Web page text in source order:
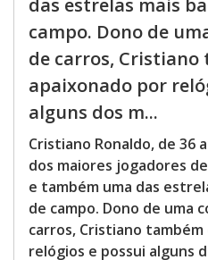
das estrelas mais
campo. Dono de
de carros, Cristiano
apaixonado por
alguns dos m...
Cristiano Ronaldo, de 36
dos maiores jogadores
e também uma das
de campo. Dono de uma
carros, Cristiano
relógios e possui alguns